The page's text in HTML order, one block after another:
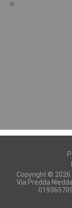
Copyright © 2026
Via Predda